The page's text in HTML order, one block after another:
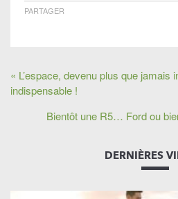
PARTAGER
« L’espace, devenu plus que jamais
indispensable !
Bientôt une R5… Ford ou
DERNIÈRES